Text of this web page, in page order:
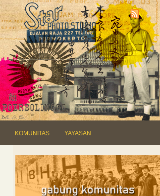
KOMUNITAS YAYASAN